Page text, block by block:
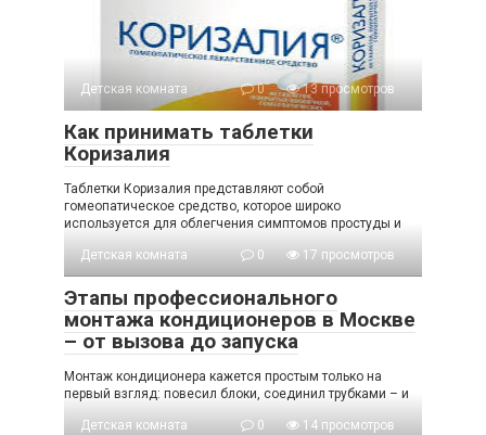
Детская комната 0 13 просмотров
Как принимать таблетки
Коризалия
Таблетки Коризалия представляют собой
гомеопатическое средство, которое широко
используется для облегчения симптомов простуды и
Детская комната 0 17 просмотров
Этапы профессионального
монтажа кондиционеров в Москве
– от вызова до запуска
Монтаж кондиционера кажется простым только на
первый взгляд: повесил блоки, соединил трубками – и
Детская комната 0 14 просмотров